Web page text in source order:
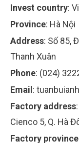
Invest country:
Province: Hà Nội
Address: Số 85,
Thanh Xuân
Phone: (024)
Email :
Factory address:
Cienco 5, Q. Hà
Factory province